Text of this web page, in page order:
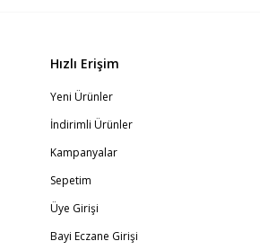
Hızlı Erişim
Yeni Ürünler
İndirimli Ürünler
Kampanyalar
Sepetim
Üye Girişi
Bayi Eczane Girişi